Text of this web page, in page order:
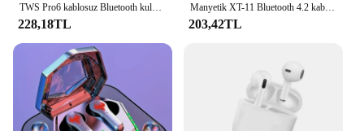
228,18TL
Manyetik XT-11 Bluetooth 4.2 kablosuz kulaklık spor kulaklık su geçirmez kulakiçi samrtphones için mic ile boyun bandı kulaklık
203,42TL